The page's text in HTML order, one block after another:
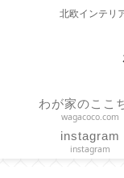
北欧インテリ
わが家のここ
wagacoco.com
instagram
instagram